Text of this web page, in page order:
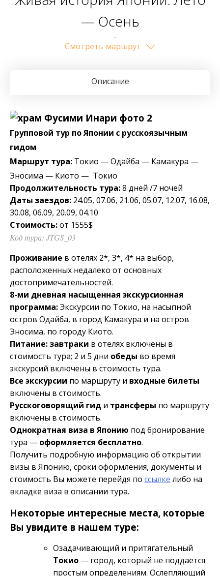
— Осень
Токио — Одайба — Камакура
Cмотреть маршрут
Описание
Групповой тур по Японии с русскоязычным
гидом
Маршрут тура: Токио — Одайба — Камакура —
Эносима — Киото — Токио
Продолжительность тура:8 дней /7 ночей
Даты заездов: 24.05, 07.06, 21.06, 05.07, 12.07, 16.08,
30.08, 06.09, 20.09, 04.10
Стоимость:от 1555$
Код тура: JTGS_03
Проживание в отелях 2*, 3*, 4* на выбор,
расположенных недалеко от основных
достопримечательностей.
8-ми дневная насыщенная экскурсионная
программа:Экскурсии по Токио, на насыпной
остров Одайба, в город Камакура и на остров
Эносима, по городу Киото.
Питание:завтраки в отелях включены в
стоимость тура; 2 и 5 дни обеды во время
экскурсий включены в стоимость тура.
Все экскурсии по маршруту и входные билеты
включены в стоимость.
Русскоговорящий гид и трансферы по маршруту
включены в стоимость.
Однократная виза в Японию под бронирование
тура — оформляется бесплатно.
Получить подробную информацию об открытии
визы в Японию, сроки оформления, документы и
стоимость Вы можете перейдя по ссылке либо на
вкладке виза в описании тура.
Некоторые интересные места, которые
Вы увидите в нашем туре:
Озадачивающий и притягательный
Токио — город, который не поддается
простым определениям. Ослепляющий